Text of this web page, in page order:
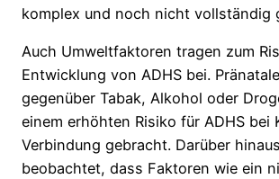
komplex und noch nicht vollständig
Auch Umweltfaktoren tragen zum
Entwicklung von ADHS bei.
gegenüber Tabak, Alkohol oder
einem erhöhten Risiko für ADHS bei
Verbindung gebracht. Darüber
beobachtet, dass Faktoren wie ein